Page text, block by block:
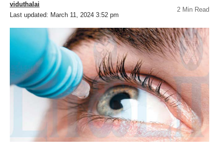
Last updated: March 11, 2024 3:52 pm
viduthalai
2 Min Read